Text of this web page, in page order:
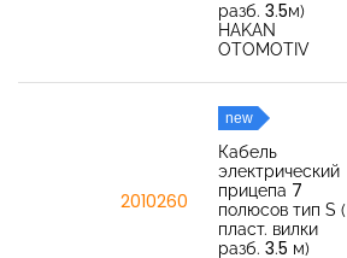
разб. 3.5м)
HAKAN
OTOMOTIV
2010260
new
Кабель
электрический
прицепа 7
полюсов тип S (
пласт. вилки
разб. 3.5 м)